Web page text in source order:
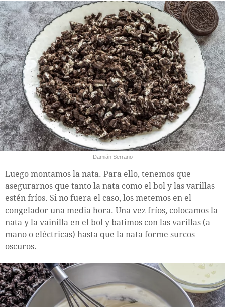
Damián Serrano
Luego montamos la nata. Para ello, tenemos que
asegurarnos que tanto la nata como el bol y las varillas
estén fríos. Si no fuera el caso, los metemos en el
congelador una media hora. Una vez fríos, colocamos la
nata y la vainilla en el bol y batimos con las varillas (a
mano o eléctricas) hasta que la nata forme surcos
oscuros.